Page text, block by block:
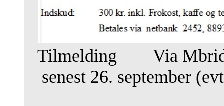
Tilmelding
Via
senest 26. september